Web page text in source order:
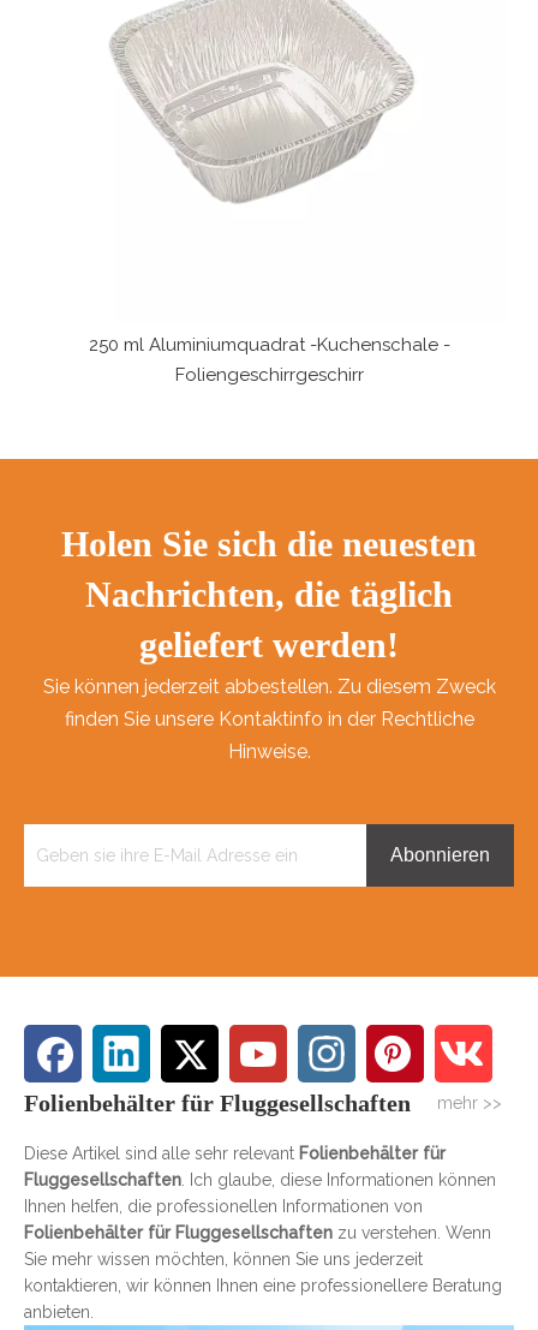
250 ml Aluminiumquadrat -Kuchenschale -
Foliengeschirrgeschirr
Holen Sie sich die neuesten
Nachrichten, die täglich
geliefert werden!
Sie können jederzeit abbestellen. Zu diesem Zweck
finden Sie unsere Kontaktinfo in der Rechtliche
Hinweise.
Abonnieren
Folienbehälter für Fluggesellschaften mehr >>
Diese Artikel sind alle sehr relevant Folienbehälter für
Fluggesellschaften . Ich glaube, diese Informationen können
Ihnen helfen, die professionellen Informationen von
Folienbehälter für Fluggesellschaften zu verstehen. Wenn
Sie mehr wissen möchten, können Sie uns jederzeit
kontaktieren, wir können Ihnen eine professionellere Beratung
anbieten.